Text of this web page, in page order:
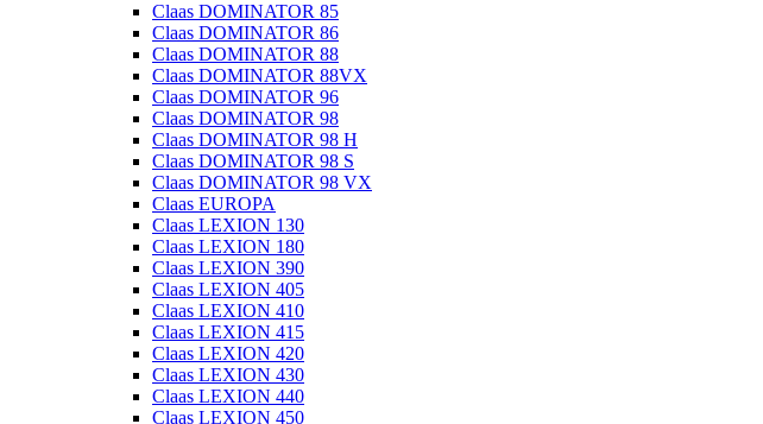
Claas DOMINATOR 85
Claas DOMINATOR 86
Claas DOMINATOR 88
Claas DOMINATOR 88VX
Claas DOMINATOR 96
Claas DOMINATOR 98
Claas DOMINATOR 98 H
Claas DOMINATOR 98 S
Claas DOMINATOR 98 VX
Claas EUROPA
Claas LEXION 130
Claas LEXION 180
Claas LEXION 390
Claas LEXION 405
Claas LEXION 410
Claas LEXION 415
Claas LEXION 420
Claas LEXION 430
Claas LEXION 440
Claas LEXION 450